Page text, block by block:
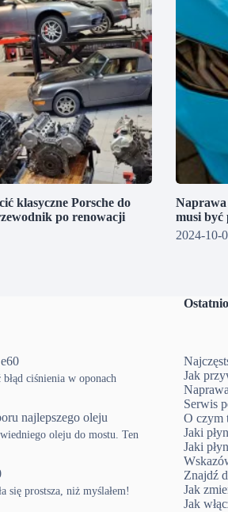
klasyczne Porsche do
po renowacji
Naprawa
musi być
2024-10-
ciśnienia w oponach
najlepszego oleju
oleju do mostu. Ten
się prostsza, niż myślałem!
Jak
Serwis
O czym
Jaki
Jaki
Znajdź
Jak
Jak